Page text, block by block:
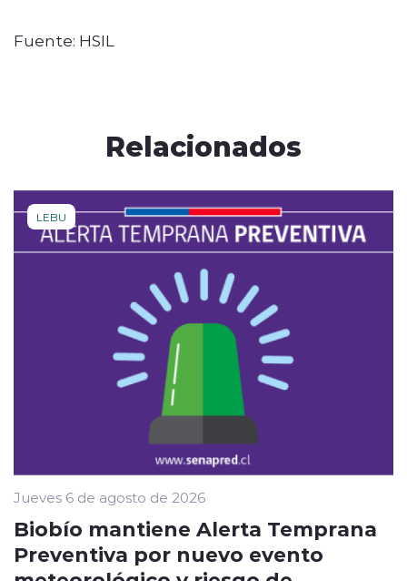
Fuente: HSIL
Relacionados
LEBU
Jueves 6 de agosto de 2026
Biobío mantiene Alerta Temprana
Preventiva por nuevo evento